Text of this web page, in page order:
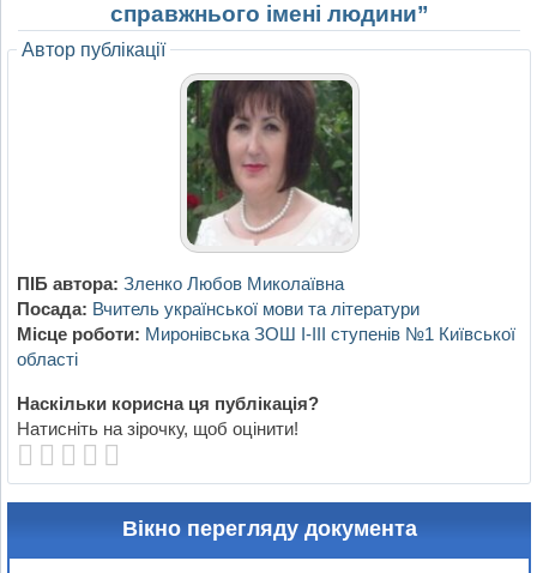
справжнього імені людини”
Автор публікації
ПІБ автора: Зленко Любов Миколаївна
Посада: Вчитель української мови та літератури
Місце роботи: Миронівська ЗОШ I-III ступенів №1 Київської
області
Наскільки корисна ця публікація?
Натисніть на зірочку, щоб оцінити!
Вікно перегляду документа